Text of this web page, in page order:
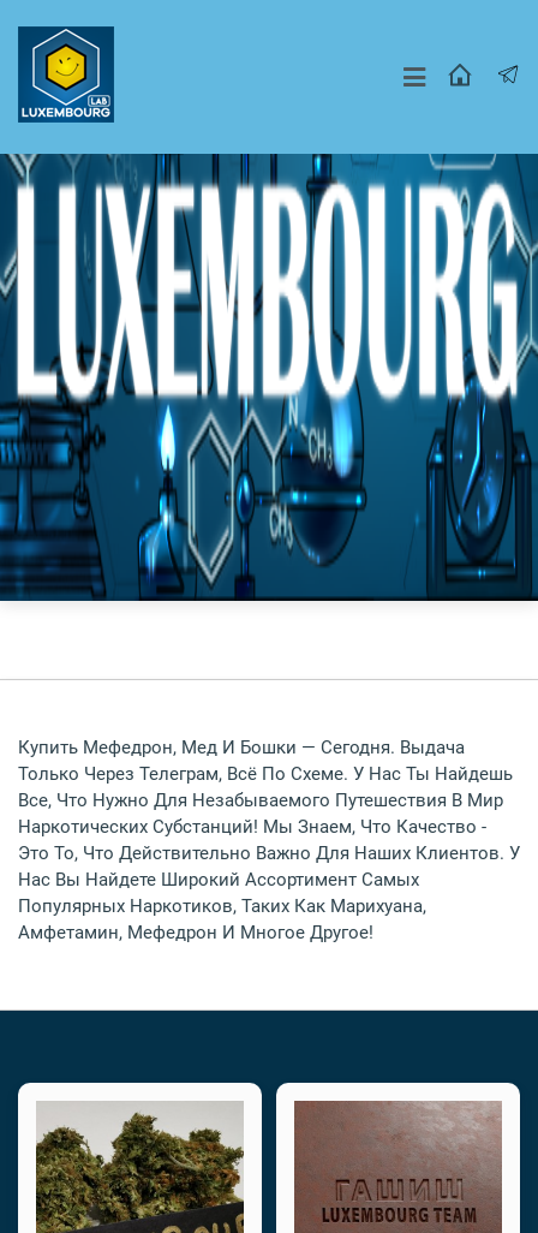
Москва
Другие Города
Купить Мефедрон, Мед И Бошки — Сегодня. Выдача
Только Через Телеграм, Всё По Схеме. У Нас Ты Найдешь
Все, Что Нужно Для Незабываемого Путешествия В Мир
Наркотических Субстанций! Мы Знаем, Что Качество -
Это То, Что Действительно Важно Для Наших Клиентов. У
Нас Вы Найдете Широкий Ассортимент Самых
Популярных Наркотиков, Таких Как Марихуана,
Амфетамин, Мефедрон И Многое Другое!